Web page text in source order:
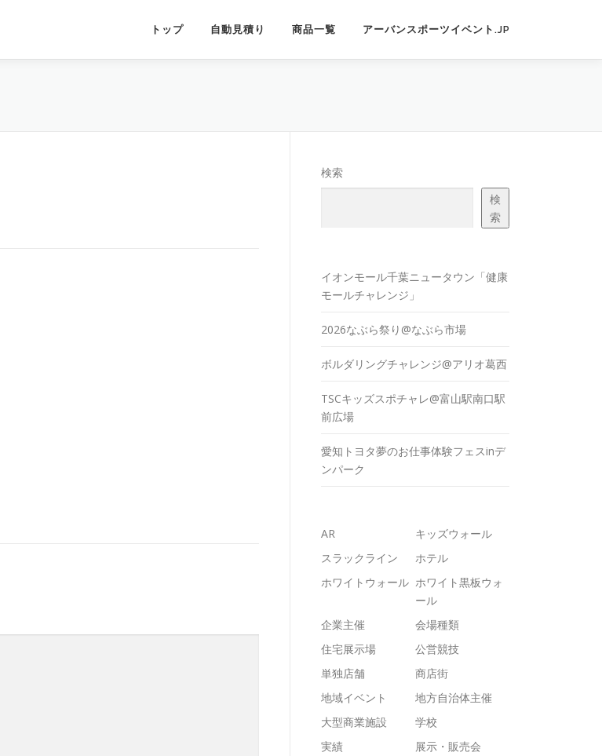
トップ 自動見積り 商品一覧 アーバンスポーツイベント.JP
検索
検
索
イオンモール千葉ニュータウン「健康
モールチャレンジ」
2026なぶら祭り@なぶら市場
ボルダリングチャレンジ@アリオ葛西
TSCキッズスポチャレ@富山駅南口駅
前広場
愛知トヨタ夢のお仕事体験フェスinデ
ンパーク
AR
キッズウォール
スラックライン
ホテル
ホワイトウォール ホワイト黒板ウォ
ール
企業主催
会場種類
住宅展示場
公営競技
単独店舗
商店街
地域イベント
地方自治体主催
大型商業施設
学校
実績
展示・販売会